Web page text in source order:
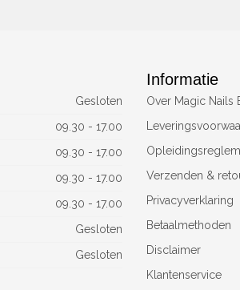
Gesloten
09.30 - 17.00
09.30 - 17.00
09.30 - 17.00
09.30 - 17.00
Gesloten
Gesloten
Informatie
Over Magic Nails
Verzenden &
Privacyverklaring
Betaalmethoden
Disclaimer
Klantenservice